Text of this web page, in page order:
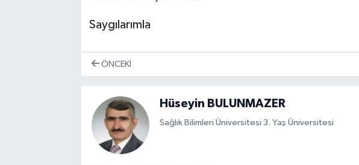
Saygılarımla
ÖNCEKI
Hüseyin BULUNMAZER
Sağlık Bilimleri Üniversitesi 3. Yaş Üniversitesi